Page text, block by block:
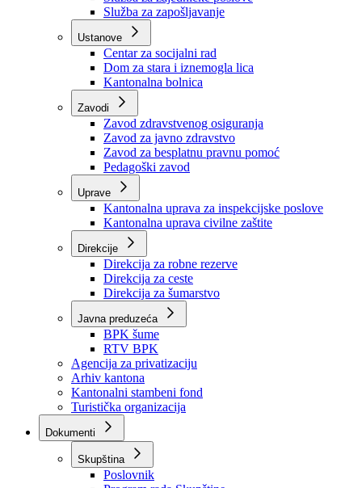
Službe
Služba za odnose s javnošću
Služba za zajedničke poslove
Služba za zapošljavanje
Ustanove
Centar za socijalni rad
Dom za stara i iznemogla lica
Kantonalna bolnica
Zavodi
Zavod zdravstvenog osiguranja
Zavod za javno zdravstvo
Zavod za besplatnu pravnu pomoć
Pedagoški zavod
Kantonalna uprava za inspekcijske poslove
Kantonalna uprava civilne zaštite
Direkcije
Direkcija za robne rezerve
Direkcija za ceste
Direkcija za šumarstvo
Javna preduzeća
BPK šume
RTV BPK
Agencija za privatizaciju
Arhiv kantona
Kantonalni stambeni fond
Turistička organizacija
Dokumenti